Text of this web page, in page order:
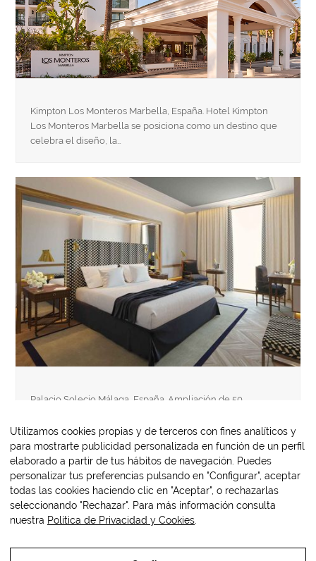
Kimpton Los Monteros Marbella, España. Hotel Kimpton
Los Monteros Marbella se posiciona como un destino que
celebra el diseño, la…
Palacio Solecio Málaga, España. Ampliación de 50
Palacio de Solecio, en el centro…
previous
Sotogrande
Utilizamos cookies propias y de terceros con fines analíticos y
para mostrarte publicidad personalizada en función de un perfil
elaborado a partir de tus hábitos de navegación. Puedes
personalizar tus preferencias pulsando en "Configurar", aceptar
todas las cookies haciendo clic en "Aceptar", o rechazarlas
seleccionando "Rechazar". Para más información consulta
nuestra Política de Privacidad y Cookies